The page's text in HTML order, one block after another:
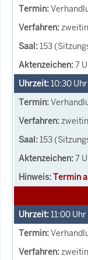
153
7
10:30 Uhr
153
7
Termin
11:00 Uhr